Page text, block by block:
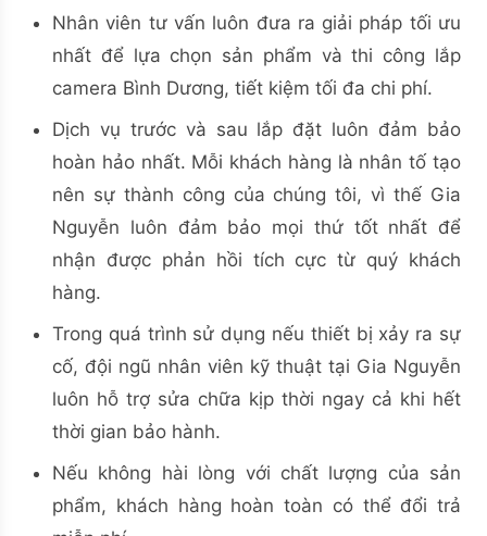
Nhân viên tư vấn luôn đưa ra giải pháp tối ưu
nhất để lựa chọn sản phẩm và thi công lắp
camera Bình Dương, tiết kiệm tối đa chi phí.
Dịch vụ trước và sau lắp đặt luôn đảm bảo
hoàn hảo nhất. Mỗi khách hàng là nhân tố tạo
nên sự thành công của chúng tôi, vì thế Gia
Nguyễn luôn đảm bảo mọi thứ tốt nhất để
nhận được phản hồi tích cực từ quý khách
hàng.
Trong quá trình sử dụng nếu thiết bị xảy ra sự
cố, đội ngũ nhân viên kỹ thuật tại Gia Nguyễn
luôn hỗ trợ sửa chữa kịp thời ngay cả khi hết
thời gian bảo hành.
Nếu không hài lòng với chất lượng của sản
phẩm, khách hàng hoàn toàn có thể đổi trả